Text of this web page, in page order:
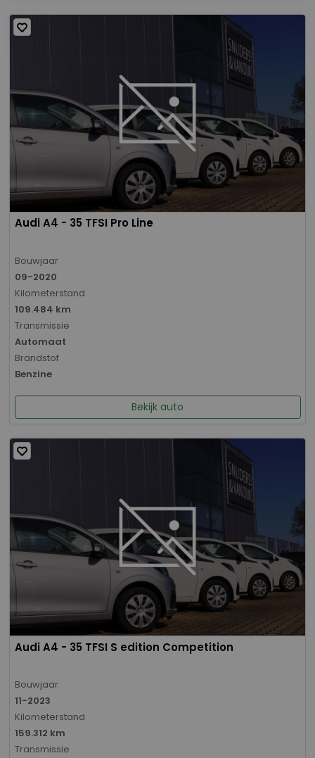
Audi A4 - 35 TFSI Pro Line
Bouwjaar
09-2020
Kilometerstand
109.484 km
Transmissie
Automaat
Brandstof
Benzine
Bekijk auto
Audi A4 - 35 TFSI S edition Competition
Bouwjaar
11-2023
Kilometerstand
159.312 km
Transmissie